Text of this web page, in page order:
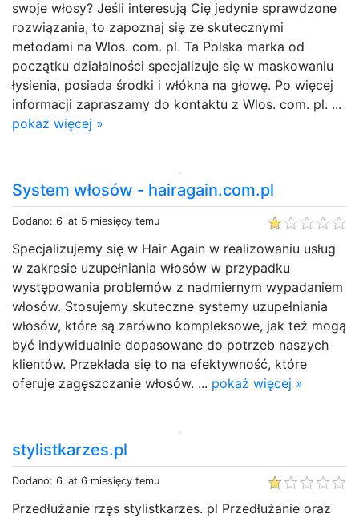
swoje włosy? Jeśli interesują Cię jedynie sprawdzone
rozwiązania, to zapoznaj się ze skutecznymi
metodami na Wlos. com. pl. Ta Polska marka od
początku działalności specjalizuje się w maskowaniu
łysienia, posiada środki i włókna na głowę. Po więcej
informacji zapraszamy do kontaktu z Wlos. com. pl. ...
pokaż więcej »
System włosów - hairagain.com.pl
Dodano: 6 lat 5 miesięcy temu
Specjalizujemy się w Hair Again w realizowaniu usług
w zakresie uzupełniania włosów w przypadku
występowania problemów z nadmiernym wypadaniem
włosów. Stosujemy skuteczne systemy uzupełniania
włosów, które są zarówno kompleksowe, jak też mogą
być indywidualnie dopasowane do potrzeb naszych
klientów. Przekłada się to na efektywność, które
oferuje zagęszczanie włosów. ... pokaż więcej »
stylistkarzes.pl
Dodano: 6 lat 6 miesięcy temu
Przedłużanie rzęs stylistkarzes. pl Przedłużanie oraz